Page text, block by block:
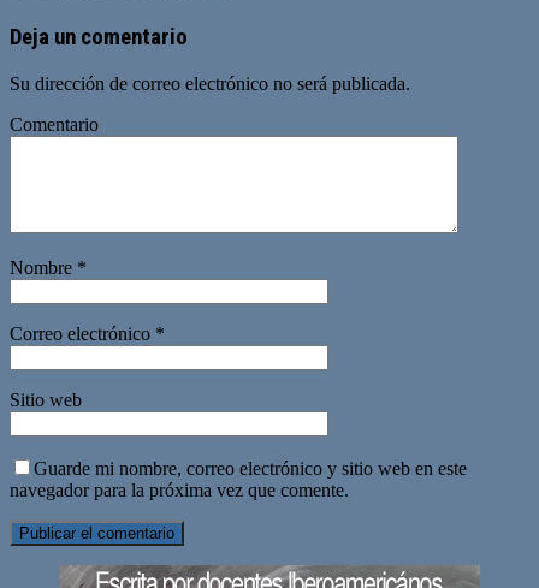
Deja un comentario
Su dirección de correo electrónico no será publicada.
Comentario
Nombre *
Correo electrónico *
Sitio web
Guarde mi nombre, correo electrónico y sitio web en este
navegador para la próxima vez que comente.